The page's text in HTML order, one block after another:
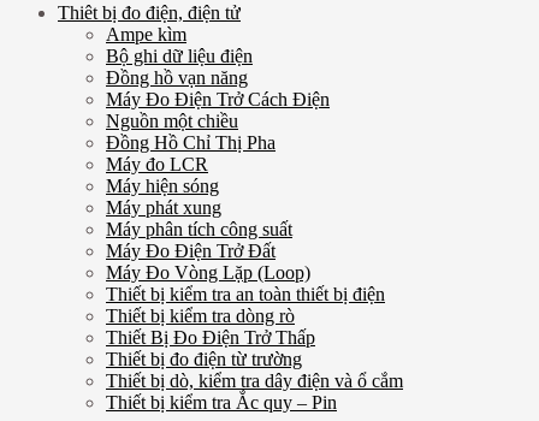
Thiêt bị đo điện, điện tử
Ampe kìm
Bộ ghi dữ liệu điện
Đồng hồ vạn năng
Máy Đo Điện Trở Cách Điện
Nguồn một chiều
Đồng Hồ Chỉ Thị Pha
Máy đo LCR
Máy hiện sóng
Máy phát xung
Máy phân tích công suất
Máy Đo Điện Trở Đất
Máy Đo Vòng Lặp (Loop)
Thiết bị kiểm tra an toàn thiết bị điện
Thiết bị kiểm tra dòng rò
Thiết Bị Đo Điện Trở Thấp
Thiết bị đo điện từ trường
Thiết bị dò, kiểm tra dây điện và ổ cắm
Thiết bị kiểm tra Ắc quy – Pin